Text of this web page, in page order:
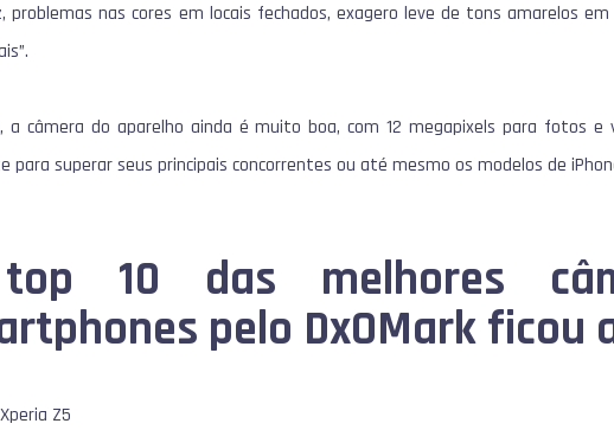
problemas nas cores em locais fechados, exagero leve de tons amarelos
a câmera do aparelho ainda é muito boa, com 12 megapixels para fotos e
para superar seus principais concorrentes ou até mesmo os modelos de
10 das melhores
pelo DxOMark ficou
Z5